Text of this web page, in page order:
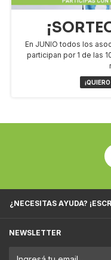
En JUNIO todos los
participan por 1 de las
¿NECESITAS AYUDA?
NEWSLETTER